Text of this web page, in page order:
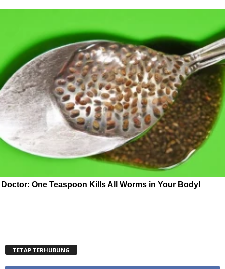
Doctor: One Teaspoon Kills All Worms in Your Body!
TETAP TERHUBUNG